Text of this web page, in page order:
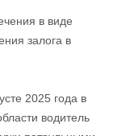
в виде
залога в
2025 года в
водитель